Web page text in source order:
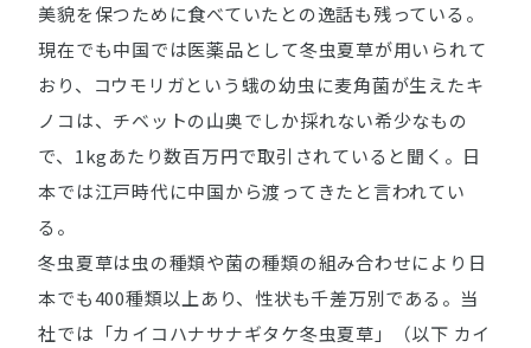
美貌を保つために食べていたとの逸話も残っている。
現在でも中国では医薬品として冬虫夏草が用いられて
おり、コウモリガという蛾の幼虫に麦角菌が生えたキ
ノコは、チベットの山奥でしか採れない希少なもの
で、1kgあたり数百万円で取引されていると聞く。日
本では江戸時代に中国から渡ってきたと言われてい
る。
冬虫夏草は虫の種類や菌の種類の組み合わせにより日
本でも400種類以上あり、性状も千差万別である。当
社では「カイコハナサナギタケ冬虫夏草」（以下 カイ